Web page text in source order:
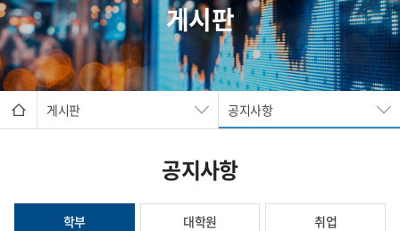
게시판
게시판 공지사항
공지사항
학부 대학원 취업